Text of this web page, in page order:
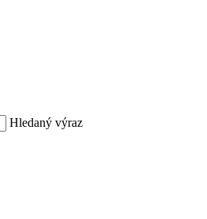
Hledaný výraz